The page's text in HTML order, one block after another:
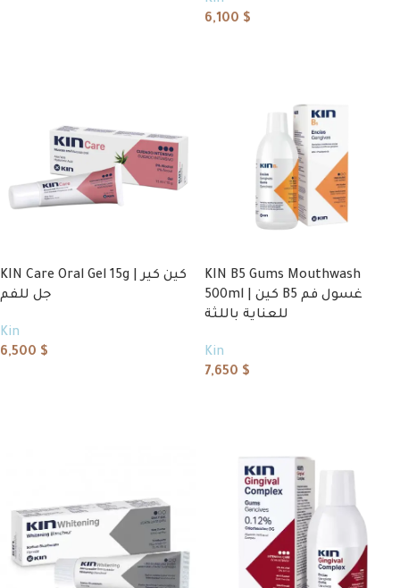
6,100 $
KIN Care Oral Gel 15g | كين كير
جل للفم
Kin
6,500 $
KIN B5 Gums Mouthwash
500ml | كين B5 غسول فم
للعناية باللثة
Kin
7,650 $